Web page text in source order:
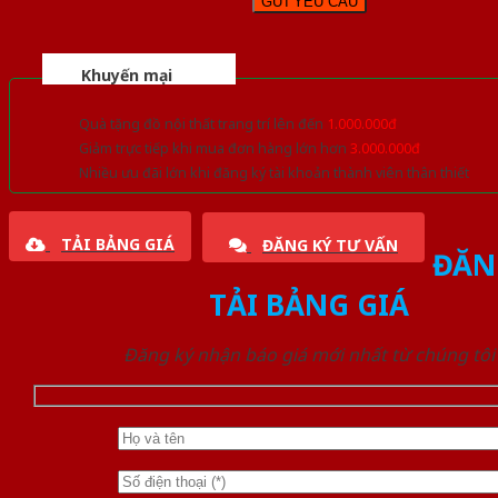
Khuyến mại
Quà tặng đồ nội thất trang trí lên đến 1.000.000đ
Giảm trực tiếp khi mua đơn hàng lớn hơn 3.000.000đ
Nhiều ưu đãi lớn khi đăng ký tài khoản thành viên thân thiết
TẢI BẢNG GIÁ ĐĂNG KÝ TƯ VẤN
TẢI BẢNG GIÁ
Đăng ký nhận báo giá mới nhất từ chúng tôi